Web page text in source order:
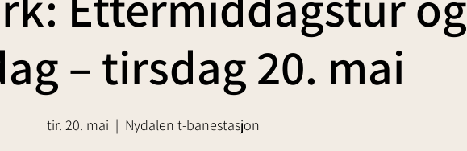
– tirsdag 20. mai
tir. 20. mai
  |
Nydalen t-banestasjon